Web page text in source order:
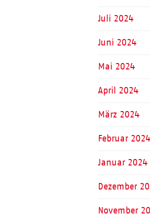
Juli 2024
Juni 2024
Mai 2024
April 2024
März 2024
Februar 2024
Januar 2024
Dezember
November